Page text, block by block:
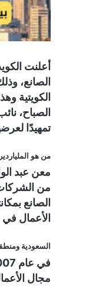
الكويتية
تمهيدًا
من هو
معن عبد
من الشركات
الصانع
الأعمال في
السعودية
مجال